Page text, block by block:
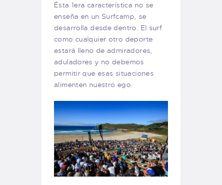
Ésta 1era característica no se
enseña en un Surfcamp, se
desarrolla desde dentro. El surf
como cualquier otro deporte
estará lleno de admiradores,
aduladores y no debemos
permitir que esas situaciones
alimenten nuestro ego.